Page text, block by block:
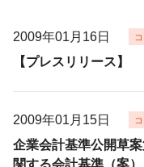
2009年01月16日
【プレスリリース】
2009年01月15日
企業会計基準公開草
関する会計基準（案